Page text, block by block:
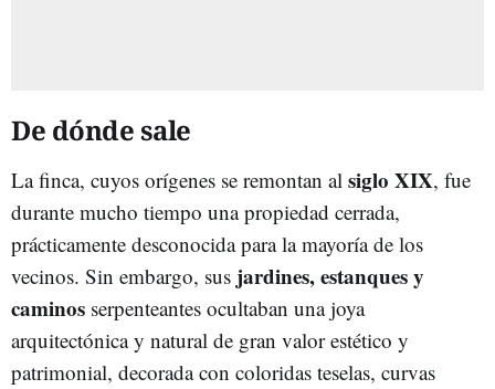
De dónde sale
La finca, cuyos orígenes se remontan al siglo XIX, fue
durante mucho tiempo una propiedad cerrada,
prácticamente desconocida para la mayoría de los
vecinos. Sin embargo, sus jardines, estanques y
caminos serpenteantes ocultaban una joya
arquitectónica y natural de gran valor estético y
patrimonial, decorada con coloridas teselas, curvas